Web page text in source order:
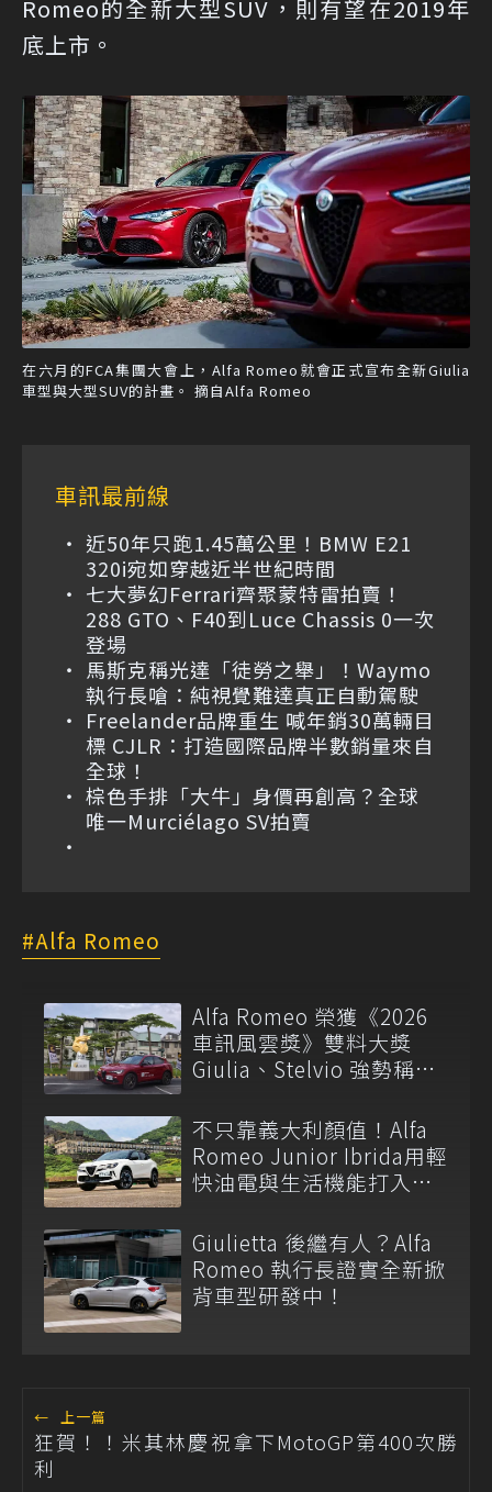
Romeo的全新大型SUV，則有望在2019年
底上市。
在六月的FCA集團大會上，Alfa Romeo就會正式宣布全新Giulia
車型與大型SUV的計畫。 摘自Alfa Romeo
車訊最前線
近50年只跑1.45萬公里！BMW E21
320i宛如穿越近半世紀時間
七大夢幻Ferrari齊聚蒙特雷拍賣！
288 GTO、F40到Luce Chassis 0一次
登場
馬斯克稱光達「徒勞之舉」！Waymo
執行長嗆：純視覺難達真正自動駕駛
Freelander品牌重生 喊年銷30萬輛目
標 CJLR：打造國際品牌半數銷量來自
全球！
棕色手排「大牛」身價再創高？全球
唯一Murciélago SV拍賣
Alfa Romeo
Alfa Romeo 榮獲《2026
車訊風雲獎》雙料大獎
Giulia、Stelvio 強勢稱霸
不只靠義大利顏值！Alfa
Romeo Junior Ibrida用輕
快油電與生活機能打入都
Giulietta 後繼有人？Alfa
Romeo 執行長證實全新掀
背車型研發中！
← 上一篇
狂賀！！米其林慶祝拿下MotoGP第400次勝
利